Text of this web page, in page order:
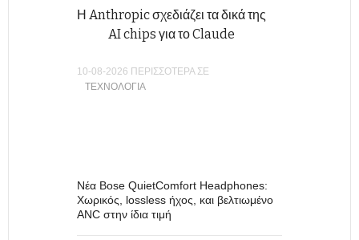
Η Anthropic σχεδιάζει τα δικά της
AI chips για το Claude
10-08-2026 ΠΕΡΙΣΣΟΤΕΡΑ ΣΕ
ΤΕΧΝΟΛΟΓΊΑ
Νέα Bose QuietComfort Headphones:
Χωρικός, lossless ήχος, και βελτιωμένο
ANC στην ίδια τιμή